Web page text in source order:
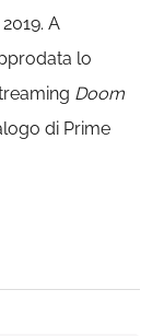
A
lo
Doom
di Prime